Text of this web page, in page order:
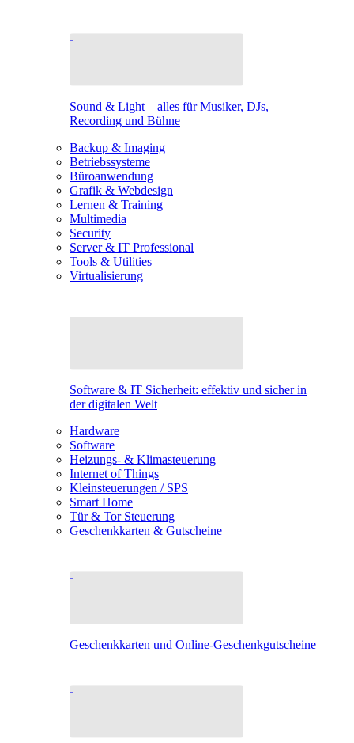
Sound & Light – alles für Musiker, DJs,
Recording und Bühne
Backup & Imaging
Betriebssysteme
Büroanwendung
Grafik & Webdesign
Lernen & Training
Multimedia
Security
Server & IT Professional
Tools & Utilities
Virtualisierung
Software & IT Sicherheit: effektiv und sicher in
der digitalen Welt
Hardware
Software
Heizungs- & Klimasteuerung
Internet of Things
Kleinsteuerungen / SPS
Smart Home
Tür & Tor Steuerung
Geschenkkarten & Gutscheine
Geschenkkarten und Online-Geschenkgutscheine